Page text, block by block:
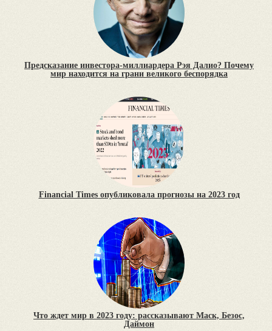
Предсказание инвестора-миллиардера Рэя Далио? Почему
мир находится на грани великого беспорядка
Financial Times опубликовала прогнозы на 2023 год
Что ждет мир в 2023 году: рассказывают Маск, Безос,
Даймон